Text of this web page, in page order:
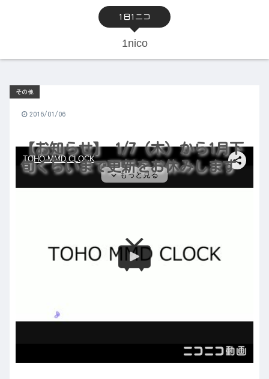
1日1ニコ
1nico
【お知らせ】 1/7（木）から1月下
旬ぐらいまで更新をお休みします
その他
2016/01/06